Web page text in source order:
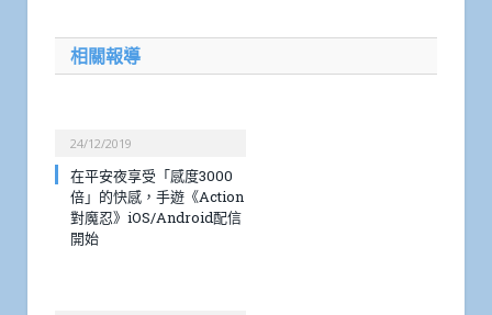
相關報導
24/12/2019
在平安夜享受「感度3000
倍」的快感，手遊《Action
對魔忍》iOS/Android配信
開始